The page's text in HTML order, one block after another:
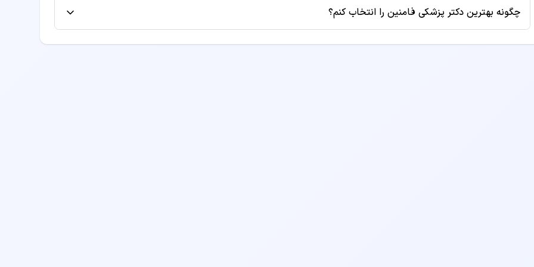
پروفایل دکتر مراجعه کنید یا قبل از رزرو نوبت با مطب تماس بگیرید.
چگونه بهترین دکتر پزشکی فامنین را انتخاب کنم؟